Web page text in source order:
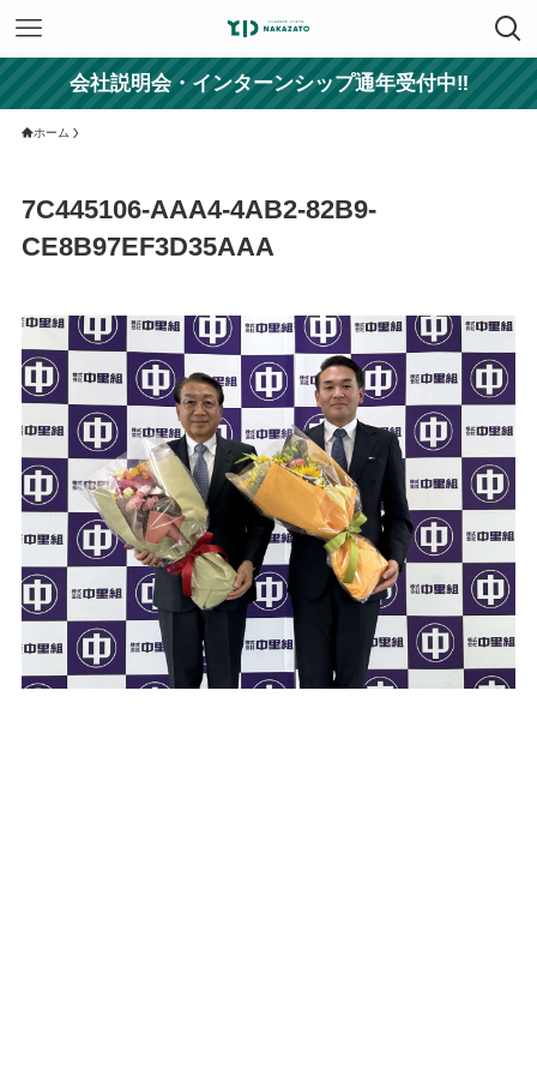
会社説明会・インターンシップ通年受付中‼
ホーム
7C445106-AAA4-4AB2-82B9-
CE8B97EF3D35AAA